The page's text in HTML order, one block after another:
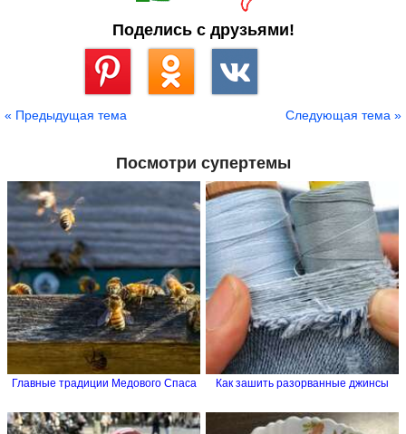
Поделись с друзьями!
« Предыдущая тема Следующая тема »
Посмотри супертемы
Главные традиции Медового Спаса Как зашить разорванные джинсы